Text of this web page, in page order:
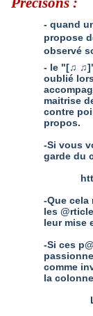
- quand
propose
observé
- le "[♫ ♫
oublié
maitrise
contre
propos.
-Si vous
garde du
-Que cela
les
leur mise
-Si ces
comme
la